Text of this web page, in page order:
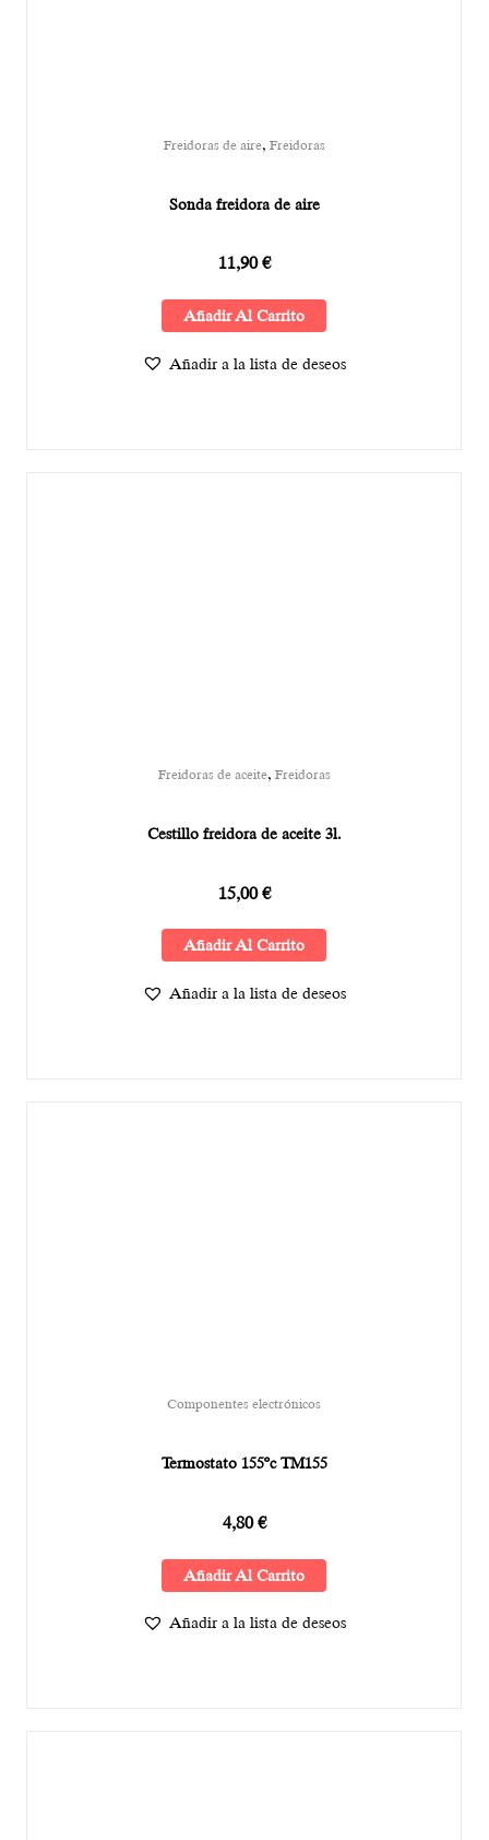
Freidoras de aire, Freidoras
Sonda freidora de aire
11,90€
Añadir Al Carrito
Añadir a la lista de deseos
Freidoras de aceite, Freidoras
Cestillo freidora de aceite 3l.
15,00€
Añadir Al Carrito
Añadir a la lista de deseos
Componentes electrónicos
Termostato 155ºc TM155
4,80€
Añadir Al Carrito
Añadir a la lista de deseos